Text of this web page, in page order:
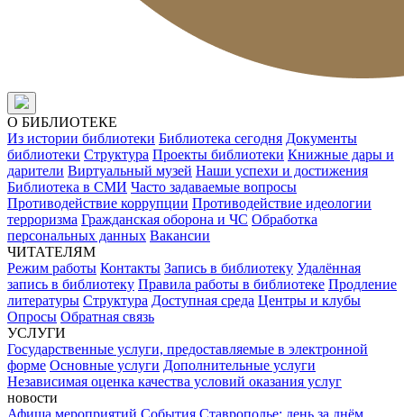
О БИБЛИОТЕКЕ
Из истории библиотеки Библиотека сегодня Документы
библиотеки Структура Проекты библиотеки Книжные дары и
дарители Виртуальный музей Наши успехи и достижения
Библиотека в СМИ Часто задаваемые вопросы
Противодействие коррупции Противодействие идеологии
терроризма Гражданская оборона и ЧС Обработка
персональных данных Вакансии
ЧИТАТЕЛЯМ
Режим работы Контакты Запись в библиотеку Удалённая
запись в библиотеку Правила работы в библиотеке Продление
литературы Структура Доступная среда Центры и клубы
Опросы Обратная связь
УСЛУГИ
Государственные услуги, предоставляемые в электронной
форме Основные услуги Дополнительные услуги
Независимая оценка качества условий оказания услуг
новости
Афиша мероприятий События Ставрополье: день за днём